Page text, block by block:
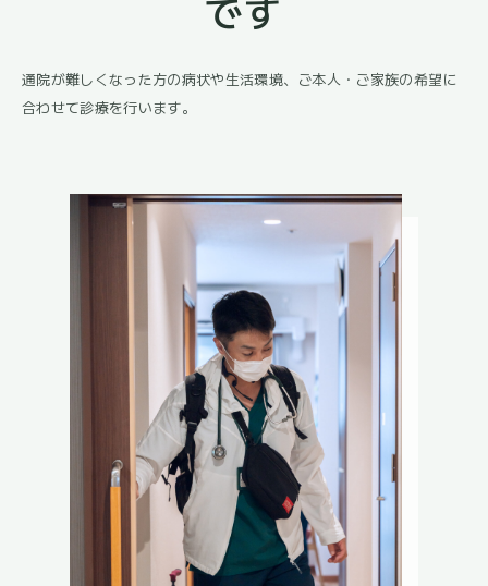
です
通院が難しくなった方の病状や生活環境、ご本人・ご家族の希望に
合わせて診療を行います。